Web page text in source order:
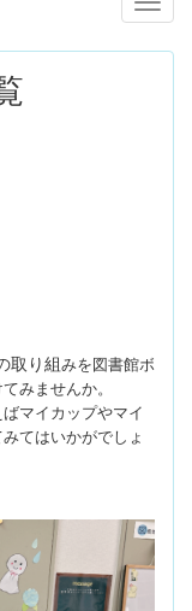
取り組みを図書館ボ
みませんか。
マイカップやマイ
てはいかがでしょ